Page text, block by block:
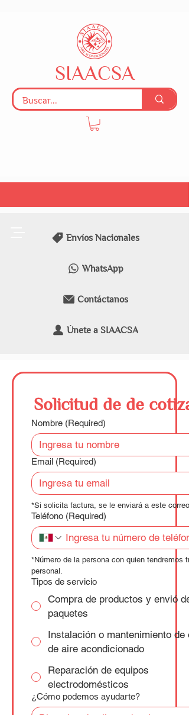
Envíos Nacionales
WhatsApp
Contáctanos
Únete a SIAACSA
SIAACSA
Solicitud de de
Nombre (Required)
Email (Required)
*Si solicita factura, se le enviará a este correo.
Teléfono (Required)
*Número de la persona con quien tendremos
personal.
Tipos de servicio
Compra de productos y envió de
paquetes
Instalación o mantenimiento de
de aire acondicionado
Reparación de equipos
electrodomésticos
¿Cómo podemos ayudarte?